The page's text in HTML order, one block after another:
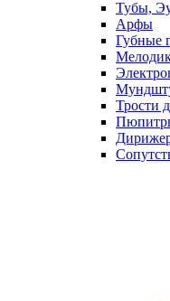
Тубы,
Арфы
Губные
Трости